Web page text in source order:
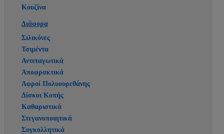
Κουζίνα
Διάφορα
Σιλικόνες
Τσιμέντα
Αντιπαγωτικά
Αποφρακτικά
Αφροί Πολυουρεθάνης
Δίσκοι Κοπής
Καθαριστικά
Στεγανοποιητικά
Συγκολλητικά